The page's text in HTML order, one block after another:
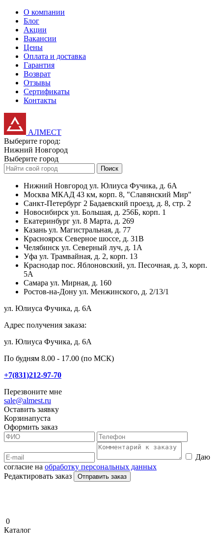
О компании
Блог
Акции
Вакансии
Цены
Оплата и доставка
Гарантия
Возврат
Отзывы
Сертификаты
Контакты
АЛМЕСТ
Выберите город:
Нижний Новгород
Выберите город
Поиск
Нижний Новгород ул. Юлиуса Фучика, д. 6А
Москва МКАД 43 км, корп. 8, "Славянский Мир"
Санкт-Петербург 2 Бадаевский проезд, д. 8, стр. 2
Новосибирск ул. Большая, д. 256Б, корп. 1
Екатеринбург ул. 8 Марта, д. 269
Казань ул. Магистральная, д. 77
Красноярск Северное шоссе, д. 31В
Челябинск ул. Северный луч, д. 1А
Уфа ул. Трамвайная, д. 2, корп. 13
Краснодар пос. Яблоновский, ул. Песочная, д. 3, корп.
5А
Самара ул. Мирная, д. 160
Ростов-на-Дону ул. Менжинского, д. 2/13/1
ул. Юлиуса Фучика, д. 6А
Адрес получения заказа:
ул. Юлиуса Фучика, д. 6А
По будням 8.00 - 17.00 (по МСК)
+7(831)212-97-70
Перезвоните мне
sale@almest.ru
Оставить заявку
Корзинапуста
Оформить заказ
Даю
согласие на обработку персональных данных
Редактировать заказ
Отправить заказ
0
Каталог